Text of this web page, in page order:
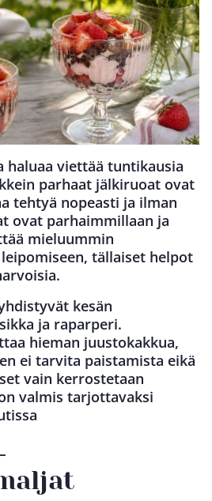
haluaa viettää tuntikausia
parhaat jälkiruoat ovat
tehtyä nopeasti ja ilman
ovat parhaimmillaan ja
mieluummin
tällaiset helpot
kesän
ja raparperi.
hieman juustokakkua,
ei tarvita paistamista eikä
vain kerrostetaan
valmis tarjottavaksi